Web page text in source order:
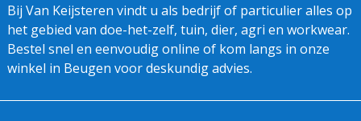
Bij Van Keijsteren vindt u als bedrijf of particulier alles op
het gebied van doe-het-zelf, tuin, dier, agri en workwear.
Bestel snel en eenvoudig online of kom langs in onze
winkel in Beugen voor deskundig advies.